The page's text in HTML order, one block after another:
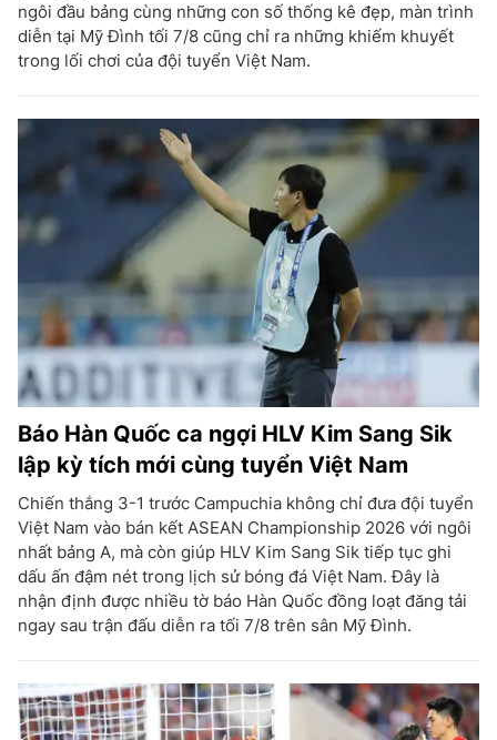
ngôi đầu bảng cùng những con số thống kê đẹp, màn trình
diễn tại Mỹ Đình tối 7/8 cũng chỉ ra những khiếm khuyết
trong lối chơi của đội tuyển Việt Nam.
Báo Hàn Quốc ca ngợi HLV Kim Sang Sik
lập kỳ tích mới cùng tuyển Việt Nam
Chiến thắng 3-1 trước Campuchia không chỉ đưa đội tuyển
Việt Nam vào bán kết ASEAN Championship 2026 với ngôi
nhất bảng A, mà còn giúp HLV Kim Sang Sik tiếp tục ghi
dấu ấn đậm nét trong lịch sử bóng đá Việt Nam. Đây là
nhận định được nhiều tờ báo Hàn Quốc đồng loạt đăng tải
ngay sau trận đấu diễn ra tối 7/8 trên sân Mỹ Đình.